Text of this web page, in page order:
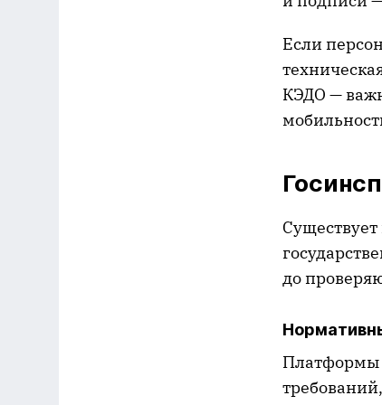
Если
КЭДО —
до
Платформы